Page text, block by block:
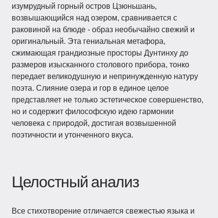
изумрудный горный остров Цзюньшань,
возвышающийся над озером, сравнивается с
раковиной на блюде - образ необычайно свежий и
оригинальный. Эта гениальная метафора,
сжимающая грандиозные просторы Дунтинху до
размеров изысканного столового прибора, тонко
передает великодушную и непринужденную натуру
поэта. Слияние озера и гор в единое целое
представляет не только эстетическое совершенство,
но и содержит философскую идею гармонии
человека с природой, достигая возвышенной
поэтичности и утонченного вкуса.
Целостный анализ
Все стихотворение отличается свежестью языка и